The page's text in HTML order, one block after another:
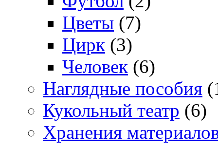
Цветы (7)
Цирк (3)
Человек (6)
Наглядные пособия
Кукольный театр (6)
Хранения